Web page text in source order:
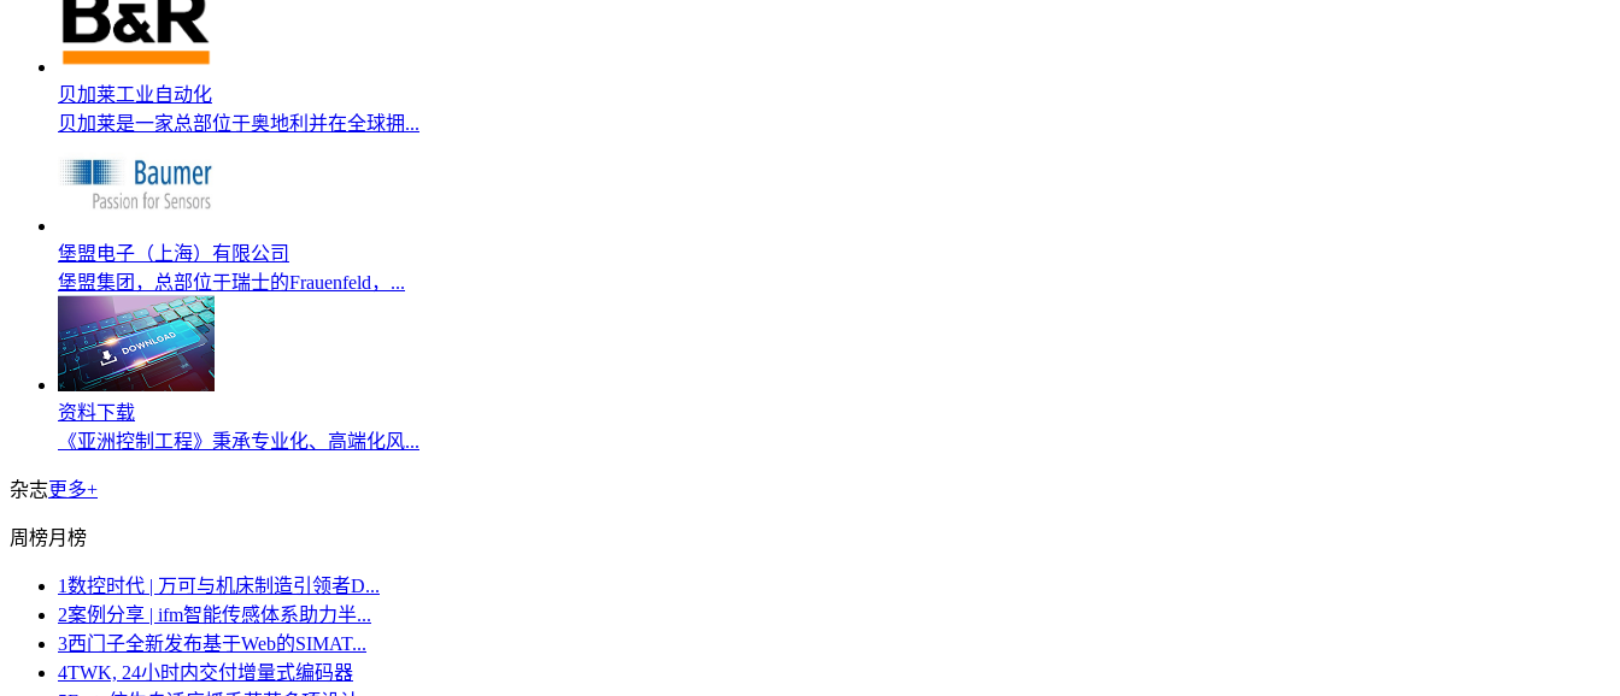
贝加莱工业自动化
贝加莱是一家总部位于奥地利并在全球拥...
堡盟电子（上海）有限公司
堡盟集团，总部位于瑞士的Frauenfeld，...
资料下载
《亚洲控制工程》秉承专业化、高端化风...
杂志更多+
周榜月榜
1数控时代 | 万可与机床制造引领者D...
2案例分享 | ifm智能传感体系助力半...
3西门子全新发布基于Web的SIMAT...
4TWK, 24小时内交付增量式编码器